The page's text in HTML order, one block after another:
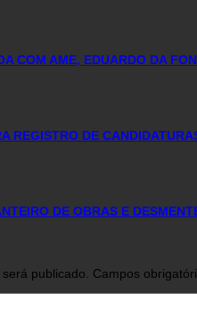
COM AME, EDUARDO DA
REGISTRO DE
DE OBRAS E
publicado. Campos